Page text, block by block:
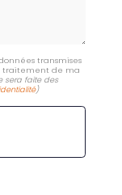
transmises
traitement de ma
sera faite des
)